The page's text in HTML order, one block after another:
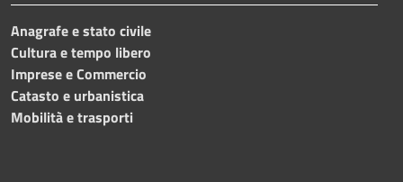
Anagrafe e stato civile
Cultura e tempo libero
Imprese e Commercio
Catasto e urbanistica
Mobilità e trasporti